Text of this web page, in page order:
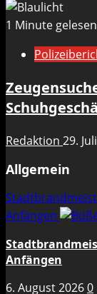
1 Minute gelesen
Redaktion 29.
Allgemein
Anfängen
Anfängen
6. August 20260